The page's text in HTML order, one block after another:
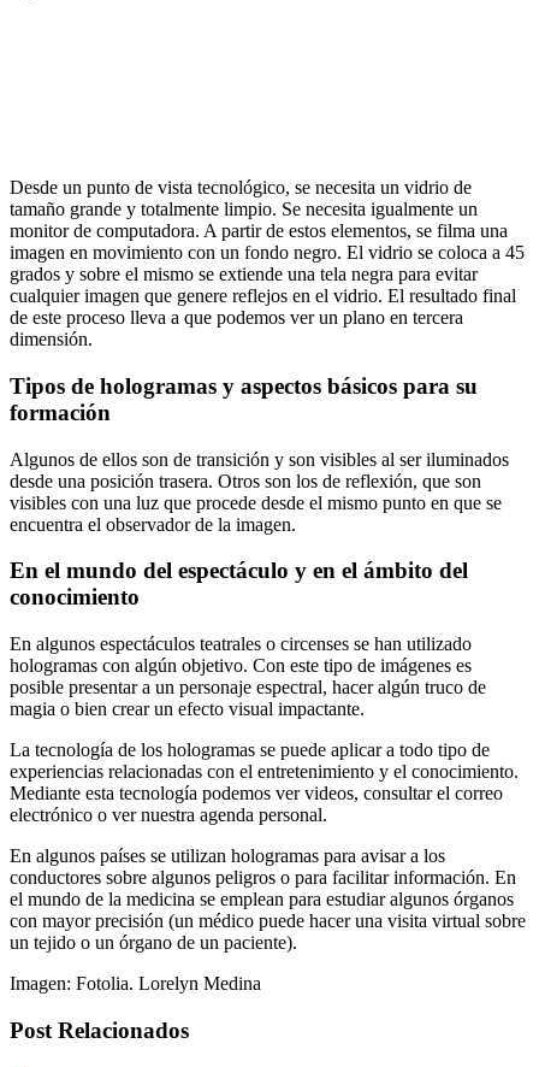
Desde un punto de vista tecnológico, se necesita un vidrio de
tamaño grande y totalmente limpio. Se necesita igualmente un
monitor de computadora. A partir de estos elementos, se filma una
imagen en movimiento con un fondo negro. El vidrio se coloca a 45
grados y sobre el mismo se extiende una tela negra para evitar
cualquier imagen que genere reflejos en el vidrio. El resultado final
de este proceso lleva a que podemos ver un plano en tercera
dimensión.
Tipos de hologramas y aspectos básicos para su
formación
Algunos de ellos son de transición y son visibles al ser iluminados
desde una posición trasera. Otros son los de reflexión, que son
visibles con una luz que procede desde el mismo punto en que se
encuentra el observador de la imagen.
En el mundo del espectáculo y en el ámbito del
conocimiento
En algunos espectáculos teatrales o circenses se han utilizado
hologramas con algún objetivo. Con este tipo de imágenes es
posible presentar a un personaje espectral, hacer algún truco de
magia o bien crear un efecto visual impactante.
La tecnología de los hologramas se puede aplicar a todo tipo de
experiencias relacionadas con el entretenimiento y el conocimiento.
Mediante esta tecnología podemos ver videos, consultar el correo
electrónico o ver nuestra agenda personal.
En algunos países se utilizan hologramas para avisar a los
conductores sobre algunos peligros o para facilitar información. En
el mundo de la medicina se emplean para estudiar algunos órganos
con mayor precisión (un médico puede hacer una visita virtual sobre
un tejido o un órgano de un paciente).
Imagen: Fotolia. Lorelyn Medina
Post Relacionados